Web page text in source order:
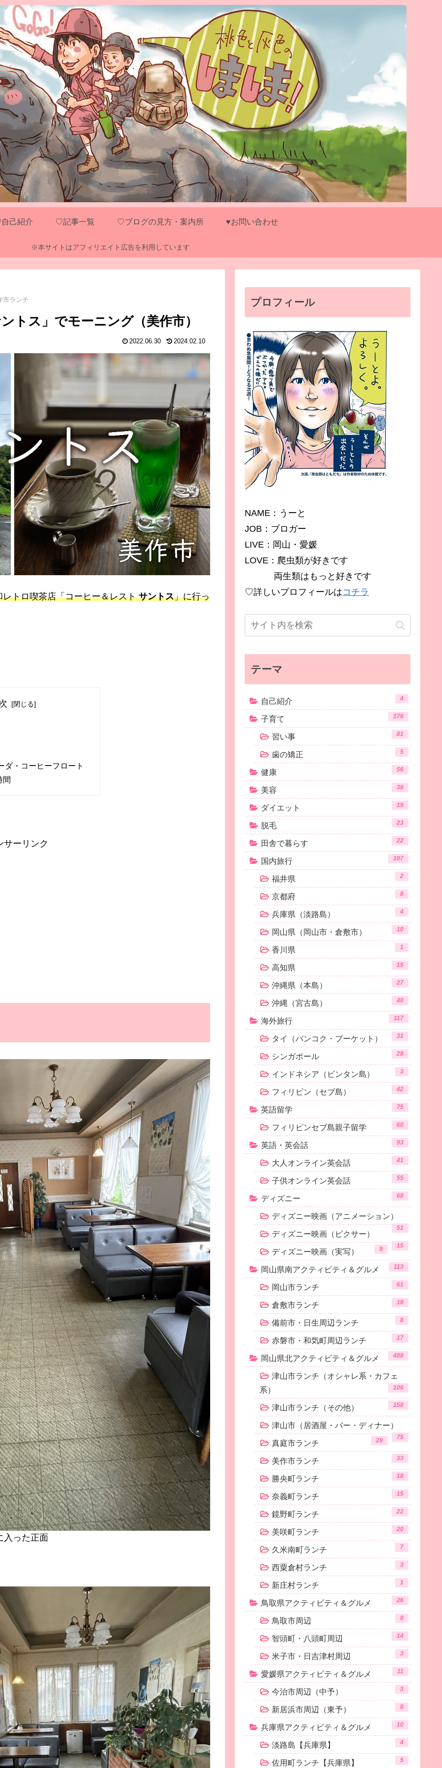
己紹介 ♡記事一覧 ♡ブログの見方・案内所 ♥お問い合わせ
※本サイトはアフィリエイト広告を利用しています
市ランチ
トス」でモーニング（美作市）
2022.06.30 2024.02.10
トロ喫茶店「コーヒー＆レストサントス」に行っ
ダ・コーヒーフロート
間
サーリンク
入った正面
プロフィール
NAME：うーと
JOB：ブロガー
LIVE：岡山・愛媛
LOVE：爬虫類が好きです
両生類はもっと好きです
♡詳しいプロフィールはコチラ
テーマ
自己紹介 4
子育て 176
習い事 81
歯の矯正 5
健康 56
美容 38
ダイエット 19
脱毛 23
田舎で暮らす 22
国内旅行 107
福井県 2
京都府 8
兵庫県（淡路島） 4
岡山県（岡山市・倉敷市） 10
香川県 1
高知県 15
沖縄県（本島） 27
沖縄（宮古島） 40
海外旅行 117
タイ（バンコク・プーケット） 31
シンガポール 28
インドネシア（ビンタン島） 3
フィリピン（セブ島） 42
英語留学 75
フィリピンセブ島親子留学 60
英語・英会話 93
大人オンライン英会話 41
子供オンライン英会話 55
ディズニー 68
ディズニー映画（アニメーション）
51
ディズニー映画（ピクサー）
15
ディズニー映画（実写） 9
岡山県南アクティビティ＆グルメ 113
岡山市ランチ 61
倉敷市ランチ 18
備前市・日生周辺ランチ 8
赤磐市・和気町周辺ランチ 17
岡山県北アクティビティ＆グルメ 488
津山市ランチ（オシャレ系・カフェ
系）
106
津山市ランチ（その他） 158
津山市（居酒屋・バー・ディナー）
75
真庭市ランチ 28
美作市ランチ 33
勝央町ランチ 18
奈義町ランチ 15
鏡野町ランチ 22
美咲町ランチ 20
久米南町ランチ 7
西粟倉村ランチ 3
新庄村ランチ 1
鳥取県アクティビティ＆グルメ 26
鳥取市周辺 8
智頭町・八頭町周辺 14
米子市・日吉津村周辺 3
愛媛県アクティビティ＆グルメ 11
今治市周辺（中予） 3
新居浜市周辺（東予） 8
兵庫県アクティビティ＆グルメ 10
淡路島【兵庫県】 4
佐用町ランチ【兵庫県】 5